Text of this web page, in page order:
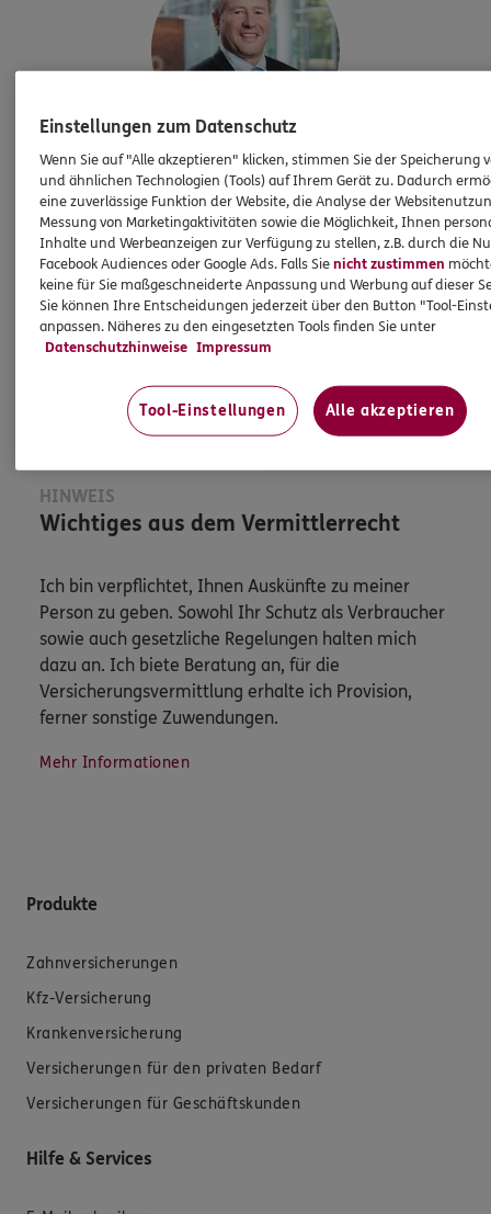
Karsten Berndt
Agenturinhaber
Tel: 033841/8564
Karsten.Berndt@ergo.de
Mobil: 01733270955
Mehr
HINWEIS
Wichtiges aus dem Vermittlerrecht
Ich bin verpflichtet, Ihnen Auskünfte zu meiner
Person zu geben. Sowohl Ihr Schutz als Verbraucher
sowie auch gesetzliche Regelungen halten mich
dazu an. Ich biete Beratung an, für die
Versicherungsvermittlung erhalte ich Provision,
ferner sonstige Zuwendungen.
Mehr Informationen
Produkte
Zahnversicherungen
Kfz-Versicherung
Krankenversicherung
Versicherungen für den privaten Bedarf
Versicherungen für Geschäftskunden
Hilfe & Services
Einstellungen zum Datenschutz
Wenn Sie auf "Alle akzeptieren" klicken, stimmen Sie der Speicherung
und ähnlichen Technologien (Tools) auf Ihrem Gerät zu. Dadurch
eine zuverlässige Funktion der Website, die Analyse der
Messung von Marketingaktivitäten sowie die Möglichkeit, Ihnen
Inhalte und Werbeanzeigen zur Verfügung zu stellen, z.B. durch die
Facebook Audiences oder Google Ads. Falls Sienicht zustimmen
keine für Sie maßgeschneiderte Anpassung und Werbung auf dieser
Sie können Ihre Entscheidungen jederzeit über den Button "Tool-
anpassen. Näheres zu den eingesetzten Tools finden Sie unter
Datenschutzhinweise Impressum
Tool-Einstellungen Alle akzeptieren